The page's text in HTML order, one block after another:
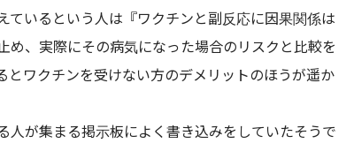
ているという人は『ワクチンと副反応に因果関係は
、実際にその病気になった場合のリスクと比較を
とワクチンを受けない方のデメリットのほうが遥か
人が集まる掲示板によく書き込みをしていたそうで